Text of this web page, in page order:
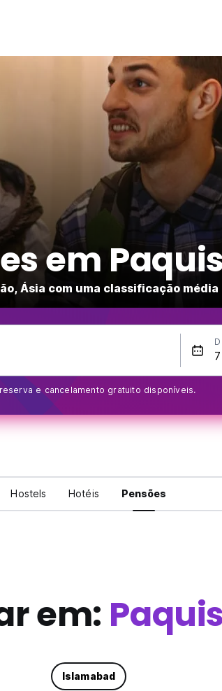
em
Ásia com uma classificação
e cancelamento gratuito disponíveis.
Hostels Hotéis Pensões
em:
Islamabad